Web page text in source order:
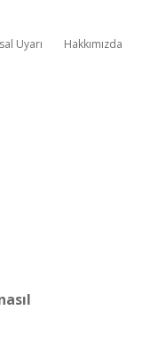
Uyarı Hakkımızda